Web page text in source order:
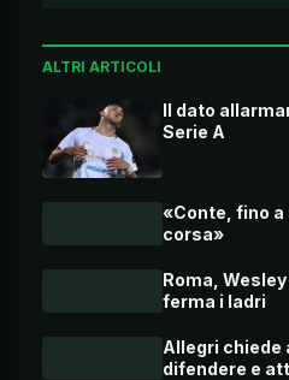
ALTRI ARTICOLI
Il dato
Serie A
«Conte, fino
corsa»
Roma,
ferma i ladri
Allegri chiede
difendere e